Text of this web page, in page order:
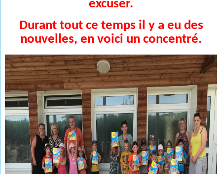
excuser.
Durant tout ce temps il y a eu des
nouvelles, en voici un concentré.